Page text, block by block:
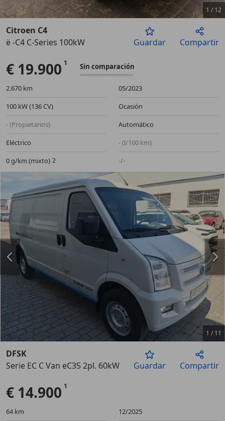
Anterior
1 / 12
Citroen C4
ë -C4 C-Series 100kW
Guardar Compartir
€ 19.900 Sin comparación
2.670 km
05/2023
100 kW (136 CV)
Ocasión
- (Propietarios)
Automático
Eléctrico
- (l/100 km)
0 g/km (mixto)
-/-
Anterior
1 /11
DFSK
Serie EC C Van eC35 2pl. 60kW 38.7kWh
Guardar Compartir
€ 14.900
64 km
12/2025